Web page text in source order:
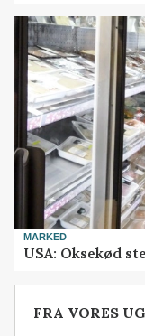
MARKED
USA: Oksekød
FRA VORES